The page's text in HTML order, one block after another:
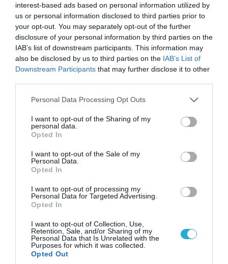
interest-based ads based on personal information utilized by
us or personal information disclosed to third parties prior to
your opt-out. You may separately opt-out of the further
disclosure of your personal information by third parties on the
IAB’s list of downstream participants. This information may
also be disclosed by us to third parties on the IAB’s List of
Downstream Participants that may further disclose it to other
Please note that this website/app uses one or more Google
not limited to your visit or usage behaviour. You may click to
grant or deny consent to Google and its third-party tags to
use your data for below specified purposes in below Google
consent section.
Personal Data Processing Opt Outs
I want to opt-out of the Sharing of my
personal data.
Opted In
I want to opt-out of the Sale of my
Personal Data.
Opted In
I want to opt-out of processing my
Personal Data for Targeted Advertising.
Opted In
I want to opt-out of Collection, Use,
Retention, Sale, and/or Sharing of my
Personal Data that Is Unrelated with the
Purposes for which it was collected.
Opted Out
04.08.2026 | 13:02
Η ανακοίνωση του Πανελλήνιου Σωματείου
Πυροσβεστών για την δημοσιογράφο του OPEN
που γέλασε στη φωτιά